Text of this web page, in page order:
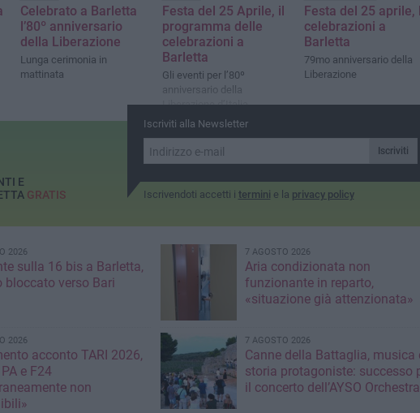
Celebrato a Barletta
l’80º anniversario
della Liberazione
Lunga cerimonia in
mattinata
Festa del 25 Aprile, il
programma delle
celebrazioni a
Barletta
Gli eventi per l’80º
anniversario della
Liberazione d’Italia
Festa del 25 aprile,
celebrazioni a
Barletta
79mo anniversario della
Liberazione
Iscriviti alla Newsletter
Iscriviti
Iscrivendoti accetti i termini e la privacy policy
E
GRATIS
2026
sulla 16 bis a Barletta,
bloccato verso Bari
7 AGOSTO 2026
Aria condizionata non
funzionante in reparto,
«situazione già attenzionata»
2026
acconto TARI 2026,
e F24
non
7 AGOSTO 2026
Canne della Battaglia, musica
storia protagoniste: successo
il concerto dell’AYSO Orchestra